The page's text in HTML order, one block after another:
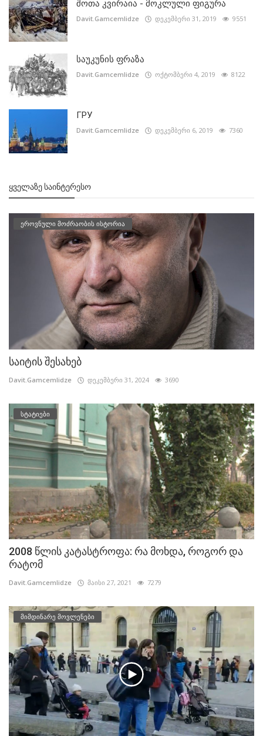
შოთა კვირაია - მოკლული ფიგურა
Davit.Gamcemlidze დეკემბერი 31, 2019 9551
საუკუნის ფრაზა
Davit.Gamcemlidze ოქტომბერი 4, 2019 8122
ГРУ
Davit.Gamcemlidze დეკემბერი 6, 2019 7360
ᲧᲕᲔᲚᲐᲖᲔ ᲡᲐᲘᲜᲢᲔᲠᲔᲡᲝ
ეროვნული მოძრაობის ისტორია
საიტის შესახებ
Davit.Gamcemlidze დეკემბერი 31, 2024 3690
სტატიები
2008 წლის კატასტროფა: რა მოხდა, როგორ და
რატომ
Davit.Gamcemlidze მაისი 27, 2021 7279
მიმდინარე მოვლენები